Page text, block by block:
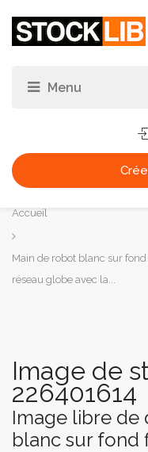
Vous
êtes
ici :
Accueil
Main de robot blanc sur
réseau globe avec la...
Image de
226401614
Image libre de
blanc sur fond